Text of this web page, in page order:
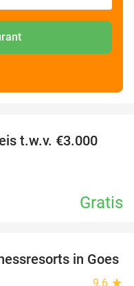
t.w.v. €3.000
Gratis
49%
in Goes
9.6 star